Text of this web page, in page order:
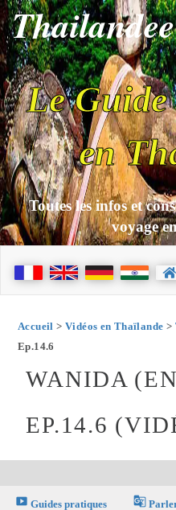
Le Guide
en
Toutes les infos et
voyage
Accueil > Vidéos en Thaïlande >
Ep.14.6
WANIDA
EP.14.6
smart_display Guides pratiques g_translate